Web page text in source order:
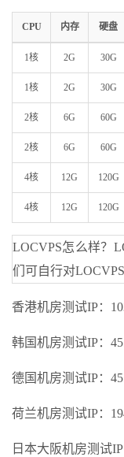
CPU 内存 硬盘
1核 2G 30G
1核 2G 30G
2核 6G 60G
2核 6G 60G
4核 12G 120G
4核 12G 120G
LOCVPS怎么样？
们可自行对LOCVPS
香港机房测试IP：
韩国机房测试IP：
德国机房测试IP：
荷兰机房测试IP：
日本大阪机房测试